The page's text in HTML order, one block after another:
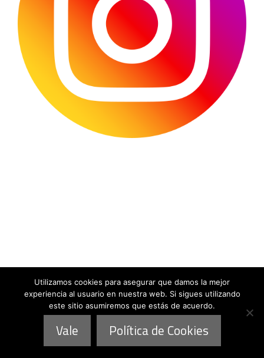
Horario*:
Utilizamos cookies para asegurar que damos la mejor
experiencia al usuario en nuestra web. Si sigues utilizando
este sitio asumiremos que estás de acuerdo.
Vale Política de Cookies